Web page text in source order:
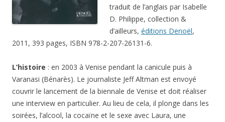
traduit de l’anglais par Isabelle
D. Philippe, collection &
d’ailleurs, éditions Denoël,
2011, 393 pages, ISBN 978-2-207-26131-6.
L’histoire : en 2003 à Venise pendant la canicule puis à
Varanasi (Bénarès). Le journaliste Jeff Altman est envoyé
couvrir le lancement de la biennale de Venise et doit réaliser
une interview en particulier. Au lieu de cela, il plonge dans les
soirées, l’alcool, la cocaïne et le sexe avec Laura, une